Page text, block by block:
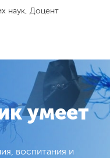
наук, Доцент
умеет
воспитания и